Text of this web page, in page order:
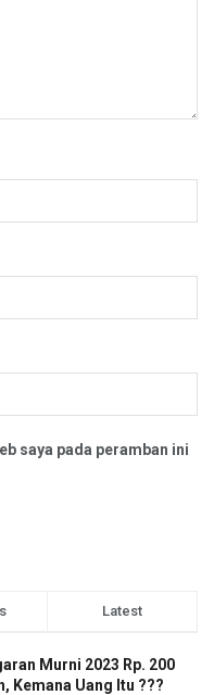
saya pada peramban ini
Latest
Murni 2023 Rp. 200
Kemana Uang Itu ???